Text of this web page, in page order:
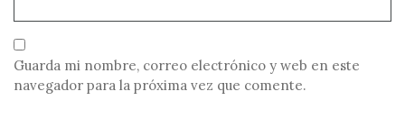
Guarda mi nombre, correo electrónico y web en este
navegador para la próxima vez que comente.